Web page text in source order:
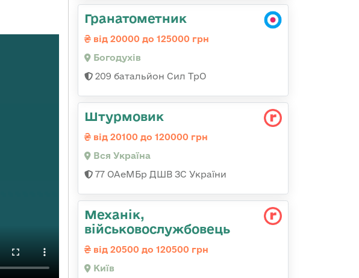
Гранатометник
від 20000 до 125000 грн
Богодухів
209 батальйон Сил ТрО
Штурмовик
від 20100 до 120000 грн
Вся Україна
77 ОАеМБр ДШВ ЗС України
Механік,
військовослужбовець
від 20500 до 120500 грн
Київ